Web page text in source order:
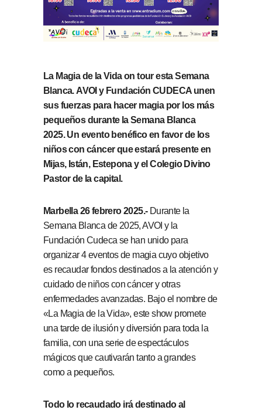
La Magia de la Vida on tour esta Semana
Blanca. AVOI y Fundación CUDECA unen
sus fuerzas para hacer magia por los más
pequeños durante la Semana Blanca
2025. Un evento benéfico en favor de los
niños con cáncer que estará presente en
Mijas, Istán, Estepona y el Colegio Divino
Pastor de la capital.
Marbella 26 febrero 2025.- Durante la
Semana Blanca de 2025, AVOI y la
Fundación Cudeca se han unido para
organizar 4 eventos de magia cuyo objetivo
es recaudar fondos destinados a la atención y
cuidado de niños con cáncer y otras
enfermedades avanzadas. Bajo el nombre de
«La Magia de la Vida», este show promete
una tarde de ilusión y diversión para toda la
familia, con una serie de espectáculos
mágicos que cautivarán tanto a grandes
como a pequeños.
Todo lo recaudado irá destinado al